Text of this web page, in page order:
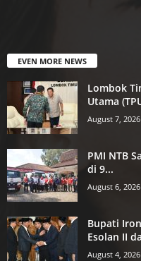
EVEN MORE NEWS
Lombok
Utama
August 7, 2026
PMI NTB
di 9...
August 6, 2026
Bupati
Esolan II
August 4, 2026